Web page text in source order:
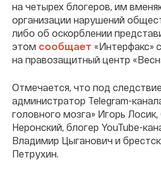
на четырех блогеров, им
организации нарушений
либо об оскорблении
этом сообщает «Интерфакс»
на правозащитный центр
Отмечается, что под
администратор Telegram-
головного мозга» Игорь
Неронский, блогер YouTube-
Владимир Цыганович и
Петрухин.